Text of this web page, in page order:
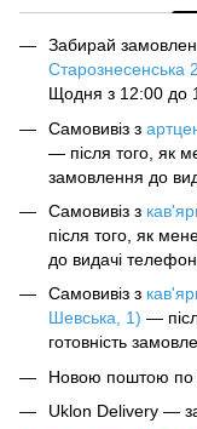
Забирай
Старознесенська
Щодня з 12:00 до
Самовивіз з
— після того, як
замовлення до
Самовивіз з
після того, як
до видачі
Самовивіз з
Шевська, 1) —
готовність
Новою поштою по
Uklon Delivery —